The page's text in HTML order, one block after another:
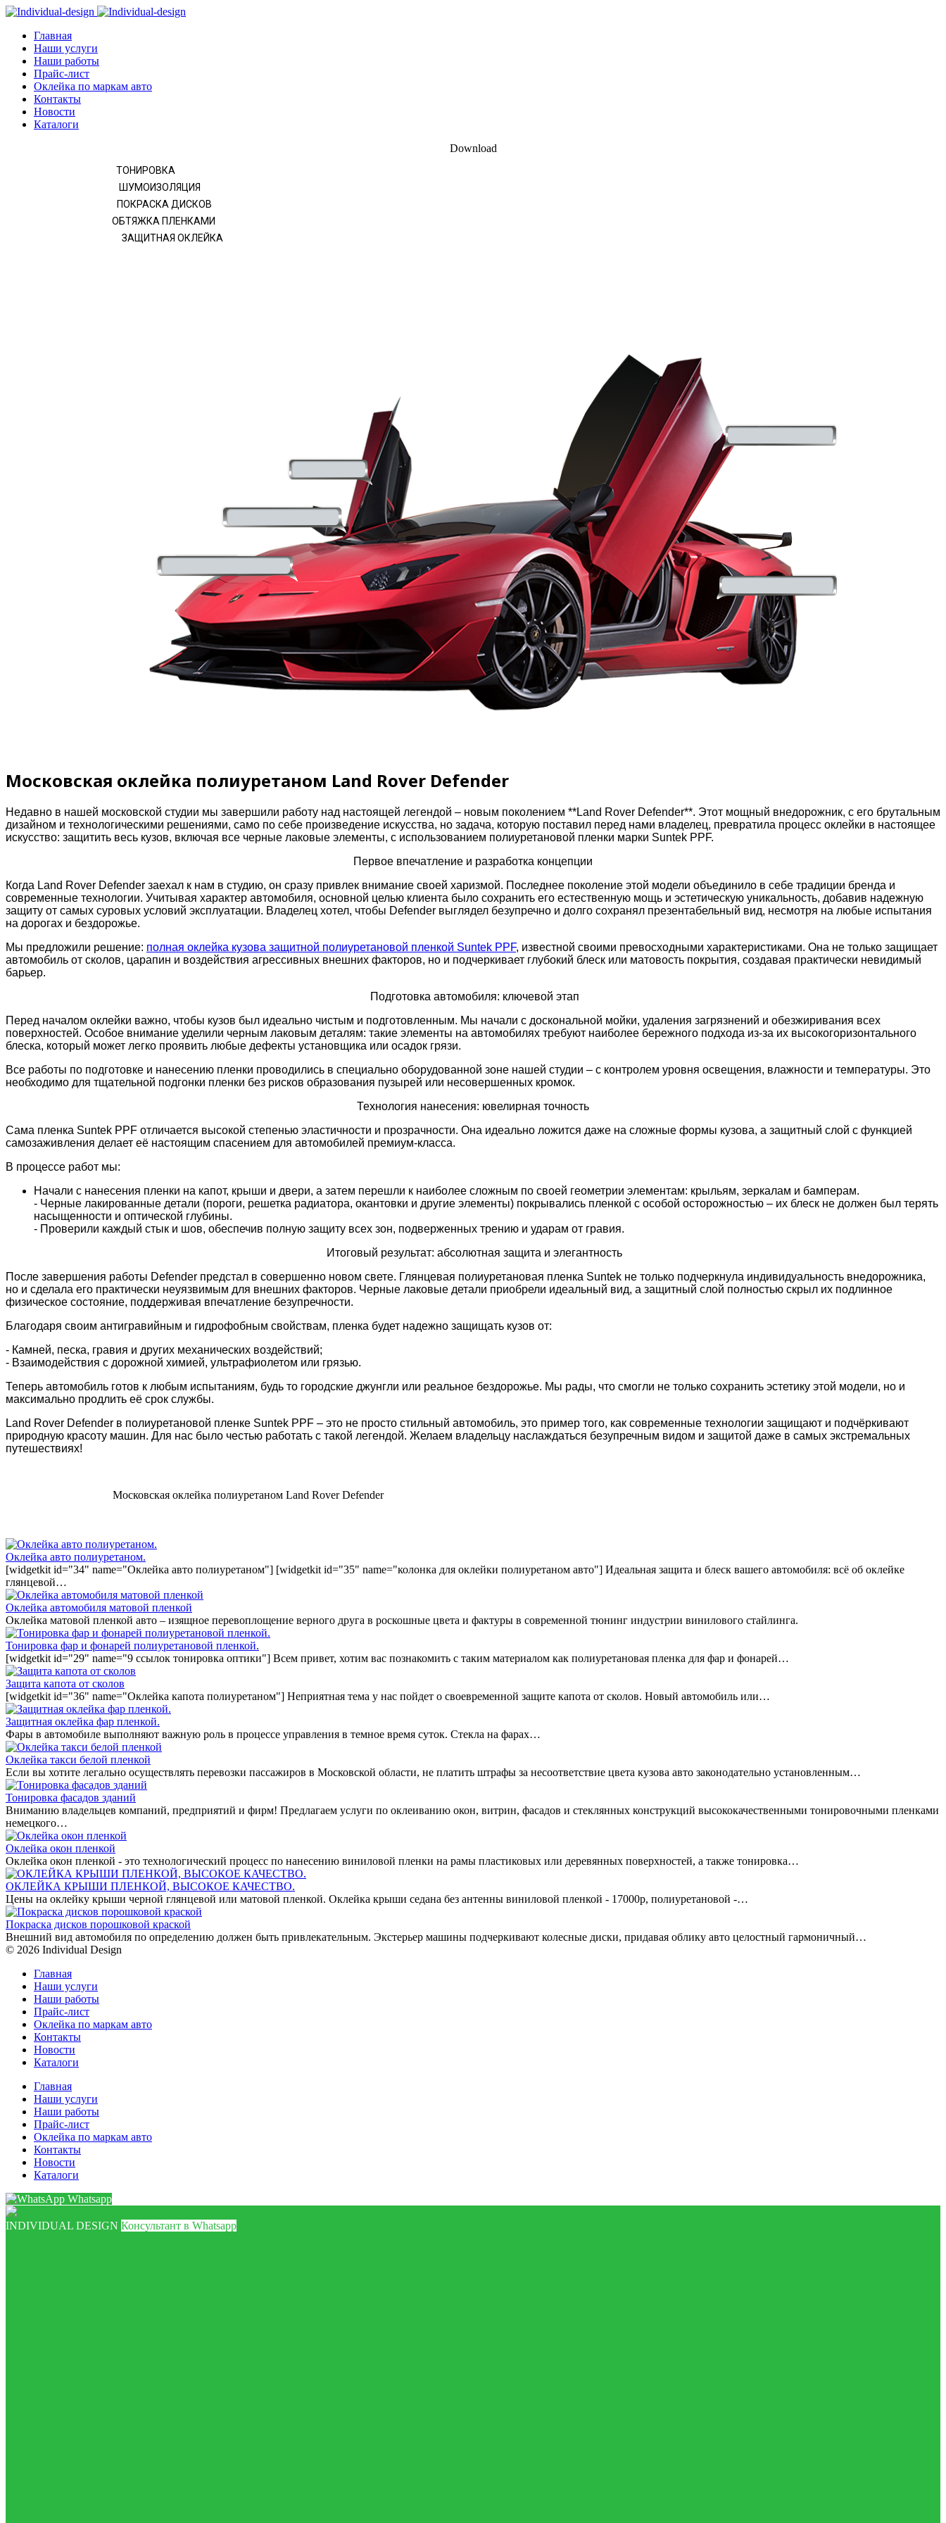
Главная
Наши услуги
Наши работы
Прайс-лист
Оклейка по маркам авто
Контакты
Новости
Каталоги
Download
ТОНИРОВКА
ШУМОИЗОЛЯЦИЯ
ПОКРАСКА ДИСКОВ
ОБТЯЖКА ПЛЕНКАМИ
ЗАЩИТНАЯ ОКЛЕЙКА
Московская оклейка полиуретаном Land Rover Defender
Недавно в нашей московской студии мы завершили работу над настоящей легендой – новым поколением **Land Rover Defender**. Этот мощный внедорожник, с его брутальным
дизайном и технологическими решениями, само по себе произведение искусства, но задача, которую поставил перед нами владелец, превратила процесс оклейки в настоящее
искусство: защитить весь кузов, включая все черные лаковые элементы, с использованием полиуретановой пленки марки Suntek PPF.
Первое впечатление и разработка концепции
Когда Land Rover Defender заехал к нам в студию, он сразу привлек внимание своей харизмой. Последнее поколение этой модели объединило в себе традиции бренда и
современные технологии. Учитывая характер автомобиля, основной целью клиента было сохранить его естественную мощь и эстетическую уникальность, добавив надежную
защиту от самых суровых условий эксплуатации. Владелец хотел, чтобы Defender выглядел безупречно и долго сохранял презентабельный вид, несмотря на любые испытания
на дорогах и бездорожье.
Мы предложили решение: полная оклейка кузова защитной полиуретановой пленкой Suntek PPF, известной своими превосходными характеристиками. Она не только защищает
автомобиль от сколов, царапин и воздействия агрессивных внешних факторов, но и подчеркивает глубокий блеск или матовость покрытия, создавая практически невидимый
барьер.
Подготовка автомобиля: ключевой этап
Перед началом оклейки важно, чтобы кузов был идеально чистым и подготовленным. Мы начали с доскональной мойки, удаления загрязнений и обезжиривания всех
поверхностей. Особое внимание уделили черным лаковым деталям: такие элементы на автомобилях требуют наиболее бережного подхода из-за их высокогоризонтального
блеска, который может легко проявить любые дефекты установщика или осадок грязи.
Все работы по подготовке и нанесению пленки проводились в специально оборудованной зоне нашей студии – с контролем уровня освещения, влажности и температуры. Это
необходимо для тщательной подгонки пленки без рисков образования пузырей или несовершенных кромок.
Технология нанесения: ювелирная точность
Сама пленка Suntek PPF отличается высокой степенью эластичности и прозрачности. Она идеально ложится даже на сложные формы кузова, а защитный слой с функцией
самозаживления делает её настоящим спасением для автомобилей премиум-класса.
В процессе работ мы:
Начали с нанесения пленки на капот, крыши и двери, а затем перешли к наиболее сложным по своей геометрии элементам: крыльям, зеркалам и бамперам.
- Черные лакированные детали (пороги, решетка радиатора, окантовки и другие элементы) покрывались пленкой с особой осторожностью – их блеск не должен был терять
насыщенности и оптической глубины.
- Проверили каждый стык и шов, обеспечив полную защиту всех зон, подверженных трению и ударам от гравия.
Итоговый результат: абсолютная защита и элегантность
После завершения работы Defender предстал в совершенно новом свете. Глянцевая полиуретановая пленка Suntek не только подчеркнула индивидуальность внедорожника,
но и сделала его практически неуязвимым для внешних факторов. Черные лаковые детали приобрели идеальный вид, а защитный слой полностью скрыл их подлинное
физическое состояние, поддерживая впечатление безупречности.
Благодаря своим антигравийным и гидрофобным свойствам, пленка будет надежно защищать кузов от:
- Камней, песка, гравия и других механических воздействий;
- Взаимодействия с дорожной химией, ультрафиолетом или грязью.
Теперь автомобиль готов к любым испытаниям, будь то городские джунгли или реальное бездорожье. Мы рады, что смогли не только сохранить эстетику этой модели, но и
максимально продлить её срок службы.
Land Rover Defender в полиуретановой пленке Suntek PPF – это не просто стильный автомобиль, это пример того, как современные технологии защищают и подчёркивают
природную красоту машин. Для нас было честью работать с такой легендой. Желаем владельцу наслаждаться безупречным видом и защитой даже в самых экстремальных
путешествиях!
Московская оклейка полиуретаном Land Rover Defender
Оклейка авто полиуретаном.
[widgetkit id="34" name="Оклейка авто полиуретаном"] [widgetkit id="35" name="колонка для оклейки полиуретаном авто"] Идеальная защита и блеск вашего автомобиля: всё об оклейке
глянцевой…
Оклейка автомобиля матовой пленкой
Оклейка матовой пленкой авто – изящное перевоплощение верного друга в роскошные цвета и фактуры в современной тюнинг индустрии винилового стайлинга.
Тонировка фар и фонарей полиуретановой пленкой.
[widgetkit id="29" name="9 ссылок тонировка оптики"] Всем привет, хотим вас познакомить с таким материалом как полиуретановая пленка для фар и фонарей…
Защита капота от сколов
[widgetkit id="36" name="Оклейка капота полиуретаном"] Неприятная тема у нас пойдет о своевременной защите капота от сколов. Новый автомобиль или…
Защитная оклейка фар пленкой.
Фары в автомобиле выполняют важную роль в процессе управления в темное время суток. Стекла на фарах…
Оклейка такси белой пленкой
Если вы хотите легально осуществлять перевозки пассажиров в Московской области, не платить штрафы за несоответствие цвета кузова авто законодательно установленным…
Тонировка фасадов зданий
Вниманию владельцев компаний, предприятий и фирм! Предлагаем услуги по оклеиванию окон, витрин, фасадов и стеклянных конструкций высококачественными тонировочными пленками
немецкого…
Оклейка окон пленкой
Оклейка окон пленкой - это технологический процесс по нанесению виниловой пленки на рамы пластиковых или деревянных поверхностей, а также тонировка…
ОКЛЕЙКА КРЫШИ ПЛЕНКОЙ, ВЫСОКОЕ КАЧЕСТВО.
Цены на оклейку крыши черной глянцевой или матовой пленкой. Оклейка крыши седана без антенны виниловой пленкой - 17000р, полиуретановой -…
Покраска дисков порошковой краской
Внешний вид автомобиля по определению должен быть привлекательным. Экстерьер машины подчеркивают колесные диски, придавая облику авто целостный гармоничный…
© 2026 Individual Design
Главная
Наши услуги
Наши работы
Прайс-лист
Оклейка по маркам авто
Контакты
Новости
Каталоги
Главная
Наши услуги
Наши работы
Прайс-лист
Оклейка по маркам авто
Контакты
Новости
Каталоги
Whatsapp
INDIVIDUAL DESIGN Консультант в Whatsapp